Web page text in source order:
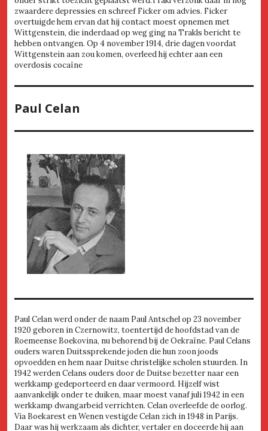
zwaardere depressies en schreef Ficker om advies. Ficker
overtuigde hem ervan dat hij contact moest opnemen met
Wittgenstein, die inderdaad op weg ging na Trakls bericht te
hebben ontvangen. Op 4 november 1914, drie dagen voordat
Wittgenstein aan zou komen, overleed hij echter aan een
overdosis cocaïne
Paul Celan
Paul Celan werd onder de naam Paul Antschel op 23 november
1920 geboren in Czernowitz, toentertijd de hoofdstad van de
Roemeense Boekovina, nu behorend bij de Oekraïne. Paul Celans
ouders waren Duitssprekende joden die hun zoon joods
opvoedden en hem naar Duitse christelijke scholen stuurden. In
1942 werden Celans ouders door de Duitse bezetter naar een
werkkamp gedeporteerd en daar vermoord. Hijzelf wist
aanvankelijk onder te duiken, maar moest vanaf juli 1942 in een
werkkamp dwangarbeid verrichten. Celan overleefde de oorlog.
Via Boekarest en Wenen vestigde Celan zich in 1948 in Parijs.
Daar was hij werkzaam als dichter, vertaler en doceerde hij aan